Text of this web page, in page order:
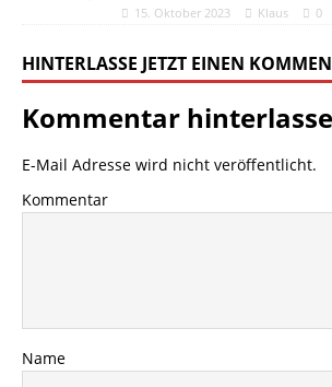
15. Oktober 2023 Klaus 0
HINTERLASSE JETZT EINEN
Kommentar
E-Mail Adresse wird nicht veröffentlicht.
Kommentar
Name